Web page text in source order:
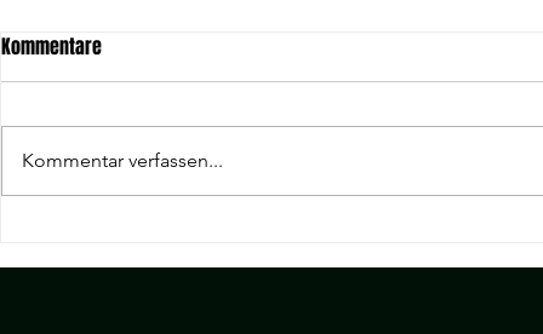
Wohnbach ein.
Wölfersheim.
Kommentare
Kommentar verfassen...